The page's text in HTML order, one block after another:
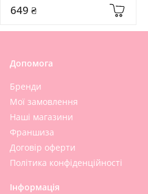
649 ₴
Допомога
Бренди
Мої замовлення
Наші магазини
Франшиза
Договір оферти
Політика конфіденційності
Інформація